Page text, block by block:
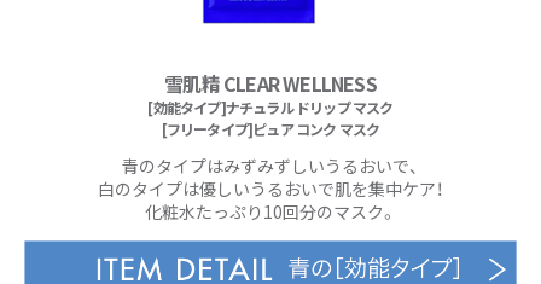
雪肌精 CLEAR WELLNESS
[効能タイプ]ナチュラル ドリップ マスク
[フリータイプ]ピュア コンク マスク
青のタイプはみずみずしいうるおいで、
白のタイプは優しいうるおいで肌を集中ケア！
化粧水たっぷり10回分のマスク。